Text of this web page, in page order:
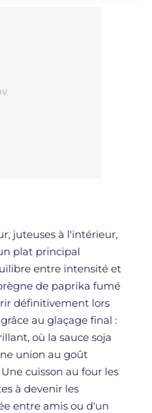
juteuses à l'intérieur,
plat principal
entre intensité et
de paprika fumé
définitivement lors
au glaçage final :
où la sauce soja
union au goût
cuisson au four les
à devenir les
entre amis ou d'un